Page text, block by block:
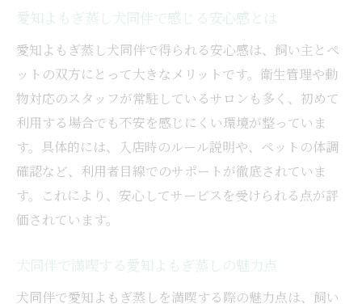
愛知よもぎ蒸し犬同伴で感じる安心感とは
愛知よもぎ蒸し犬同伴で得られる安心感は、飼い主とペ
ットの双方にとって大きなメリットです。衛生管理や動
物対応のスタッフが常駐しているサロンも多く、初めて
利用する場合でも不安を感じにくい環境が整っていま
す。具体的には、入店時のルール説明や、ペットの体調
確認など、利用者目線でのサポートが徹底されていま
す。これにより、安心してサービスを受けられる点が評
価されています。
犬同伴で満喫する愛知よもぎ蒸しの魅力点
犬同伴で愛知よもぎ蒸しを満喫する際の魅力点は、飼い